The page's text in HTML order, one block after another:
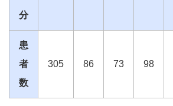
分
患
者
数
305 86 73 98